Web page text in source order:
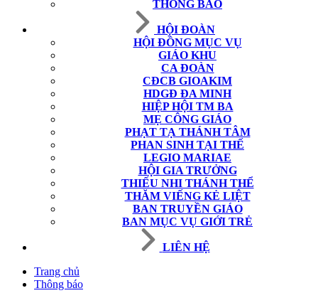
THÔNG BÁO
HỘI ĐOÀN
HỘI ĐỒNG MỤC VỤ
GIÁO KHU
CA ĐOÀN
CĐCB GIOAKIM
HDGĐ ĐA MINH
HIỆP HỘI TM BA
MẸ CÔNG GIÁO
PHẠT TẠ THÁNH TÂM
PHAN SINH TẠI THẾ
LEGIO MARIAE
HỘI GIA TRƯỞNG
THIẾU NHI THÁNH THỂ
THĂM VIẾNG KẺ LIỆT
BAN TRUYỀN GIÁO
BAN MỤC VỤ GIỚI TRẺ
LIÊN HỆ
Trang chủ
Thông báo